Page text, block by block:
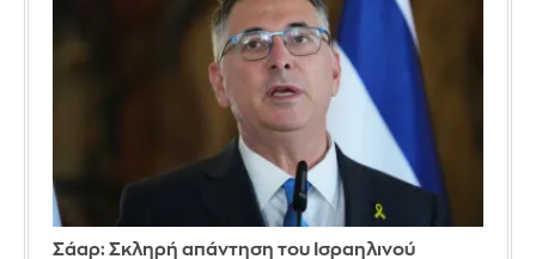
Σάαρ: Σκληρή απάντηση του Ισραηλινού